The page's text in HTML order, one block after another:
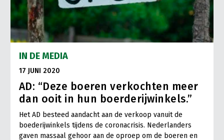
IN DE MEDIA
17 JUNI 2020
AD: “Deze boeren verkochten meer
dan ooit in hun boerderijwinkels.”
Het AD besteed aandacht aan de verkoop vanuit de
boederijwinkels tijdens de coronacrisis. Nederlanders
gaven massaal gehoor aan de oproep om de boeren en